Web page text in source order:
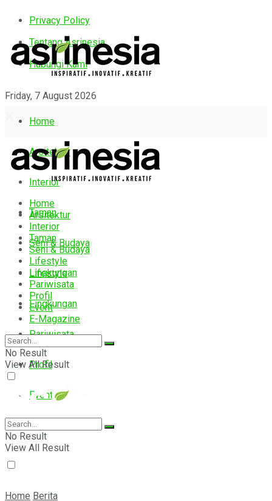
Privacy Policy
Tentang Asrinesia
Hubungi Kami
Friday, 7 August 2026
Home
Arsitektur
Interior
Taman
Seni & Budaya
Lifestyle
Lingkungan
Pariwisata
Profil
Event
E-Magazine
Home
Arsitektur
Interior
Taman
Seni & Budaya
Lifestyle
Lingkungan
Pariwisata
Profil
Event
E-Magazine
No Result
View All Result
No Result
View All Result
Home Berita